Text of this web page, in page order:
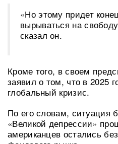
«Но этому придет
вырываться на
сказал он.
Кроме того, в своем
заявил о том, что в 2025
глобальный кризис.
По его словам, ситуация
«Великой депрессии»
американцев остались